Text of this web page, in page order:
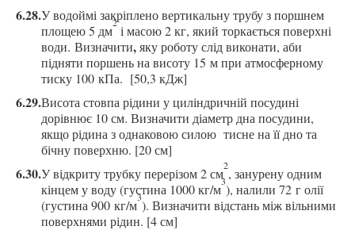
6.28.У водоймі закріплено вертикальну трубу з поршнем
площею 5 дм
2
і масою 2 кг, який торкається поверхні
води. Визначити,яку роботу слід виконати, аби
підняти поршень на висоту 15 м при атмосферному
тиску 100 кПа. [50,3 кДж]
6.29.Висота стовпа рідини у циліндричній посудині
дорівнює 10 см. Визначити діаметр дна посудини,
якщо рідина з однаковою силою тисне на їїдно та
бічну поверхню. [20 см]
6.30.У відкриту трубку перерізом 2 см
2
, занурену одним
кінцем у воду(густина 1000 кг/м
3
), налили 72 г олії
(густина 900 кг/м
3
). Визначити відстань між вільними
поверхнями рідин. [4 см]